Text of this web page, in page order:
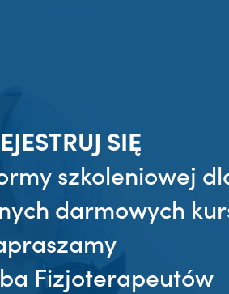
SIĘ
szkoleniowej
darmowych
Fizjoterapeutów